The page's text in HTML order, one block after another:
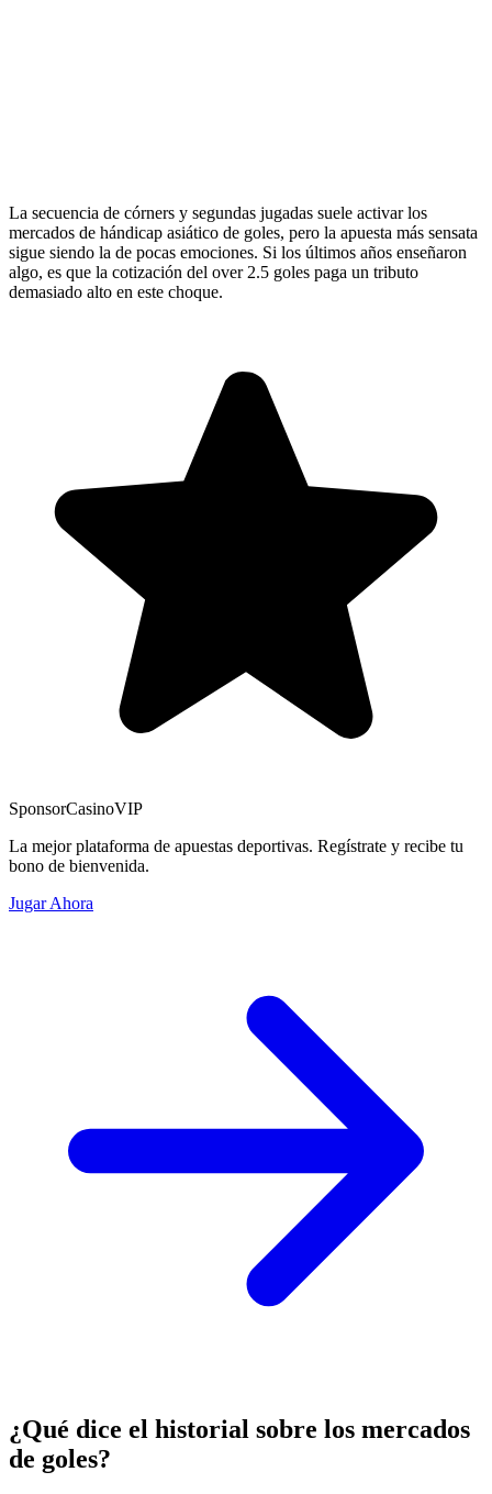
La secuencia de córners y segundas jugadas suele activar los
mercados de hándicap asiático de goles, pero la apuesta más sensata
sigue siendo la de pocas emociones. Si los últimos años enseñaron
algo, es que la cotización del over 2.5 goles paga un tributo
demasiado alto en este choque.
SponsorCasinoVIP
La mejor plataforma de apuestas deportivas. Regístrate y recibe tu
bono de bienvenida.
Jugar Ahora
¿Qué dice el historial sobre los mercados
de goles?